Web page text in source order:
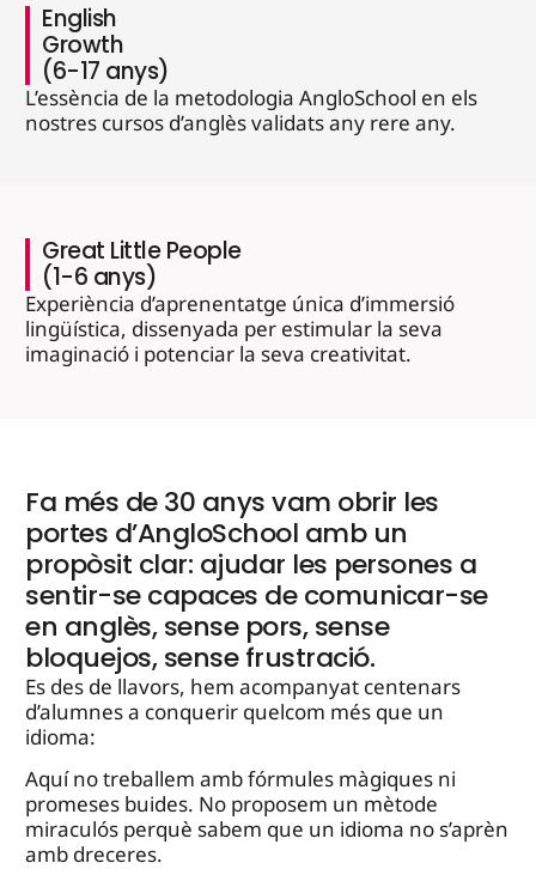
Great Little People
(1-6 anys)
Experiència d’aprenentatge única d’immersió
lingüística, dissenyada per estimular la seva
imaginació i potenciar la seva creativitat.
English
Growth
(6-17 anys)
L’essència de la metodologia AngloSchool en els
nostres cursos d’anglès validats any rere any.
Fa més de 30 anys vam obrir les
portes d’AngloSchool amb un
propòsit clar: ajudar les persones a
sentir-se capaces de comunicar-se
en anglès, sense pors, sense
bloquejos, sense frustració.
Es des de llavors, hem acompanyat centenars
d’alumnes a conquerir quelcom més que un
idioma:
Aquí no treballem amb fórmules màgiques ni
promeses buides. No proposem un mètode
miraculós perquè sabem que un idioma no s’aprèn
amb dreceres.